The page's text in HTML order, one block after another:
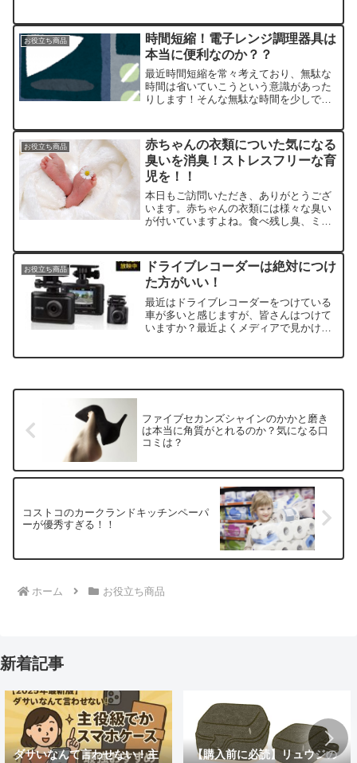
のひとつが散歩です。賢いしつけのでき
ているワンちゃんならいい...
お役立ち商品
時間短縮！電子レンジ調理器具は
本当に便利なのか？？
最近時間短縮を常々考えており、無駄な
時間は省いていこうという意識があった
りします！そんな無駄な時間を少しでも
りの数が出ていますので、どんなものが
本当にいいのかと悩んでし...
お役立ち商品
赤ちゃんの衣類についた気になる
臭いを消臭！ストレスフリーな育
児を！！
本日もご訪問いただき、ありがとうござ
います。赤ちゃんの衣類には様々な臭い
が付いていますよね。食べ残し臭、ミル
洗濯洗剤がいい。。。そんな赤ちゃん思
いのお母さんにオススメしたい...
お役立ち商品
ドライブレコーダーは絶対につけ
た方がいい！
最近はドライブレコーダーをつけている
車が多いと感じますが、皆さんはつけて
いますか？最近よくメディアで見かける
ファイブセカンズシャインのかかと磨き
は本当に角質がとれるのか？気になる口
コミは？
コストコのカークランドキッチンペーパ
ーが優秀すぎる！！
ホーム お役立ち商品
新着記事
ダサいなんて言わせない！主
【購入前に必読】リュウジの